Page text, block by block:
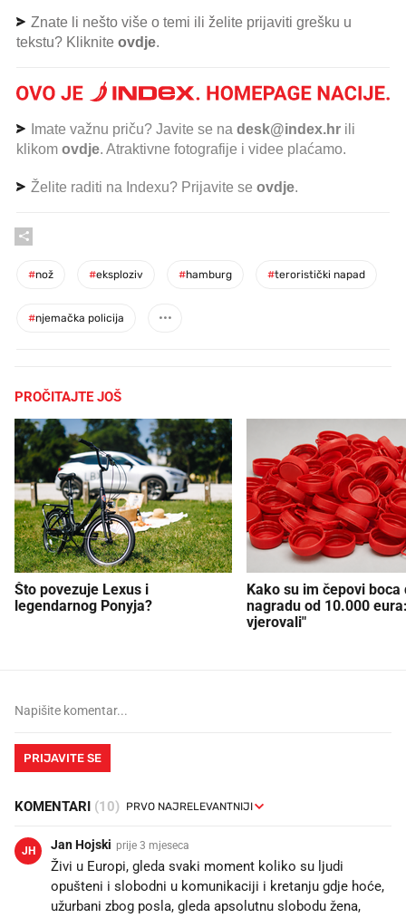
Znate li nešto više o temi ili želite prijaviti grešku u
tekstu? Kliknite ovdje.
Imate važnu priču? Javite se na desk@index.hr ili
klikom ovdje. Atraktivne fotografije i videe plaćamo.
Želite raditi na Indexu? Prijavite se ovdje.
#nož #eksploziv #hamburg #teroristički napad
#njemačka policija
PROČITAJTE JOŠ
Što povezuje Lexus i
legendarnog Ponyja?
Kako su im čepovi boca
nagradu od 10.000
vjerovali"
PRIJAVITE SE
KOMENTARI (10)
JH Jan Hojski prije 3 mjeseca
Živi u Europi, gleda svaki moment koliko su ljudi
opušteni i slobodni u komunikaciji i kretanju gdje hoće,
užurbani zbog posla, gleda apsolutnu slobodu žena,